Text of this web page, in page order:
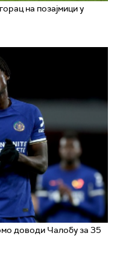
на позајмици у
доводи Чалобу за 35